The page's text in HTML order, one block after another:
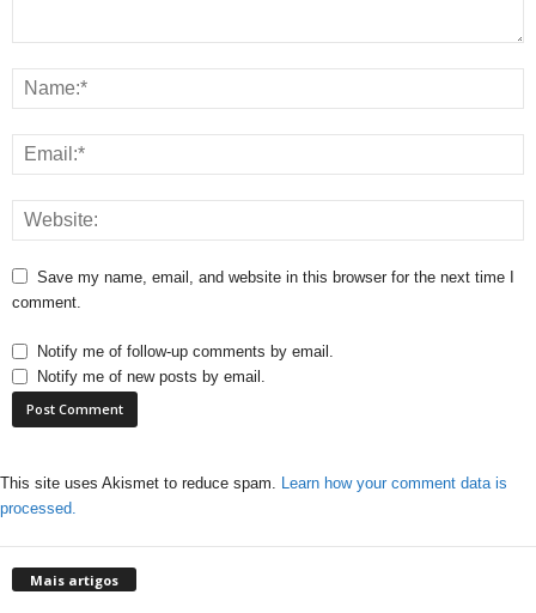
Save my name, email, and website in this browser for the next time I
comment.
Notify me of follow-up comments by email.
Notify me of new posts by email.
This site uses Akismet to reduce spam. Learn how your comment data is
processed.
Mais artigos